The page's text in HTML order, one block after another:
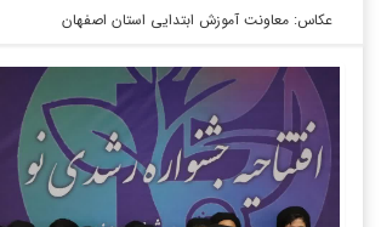
عکاس: معاونت آموزش ابتدایی استان اصفهان